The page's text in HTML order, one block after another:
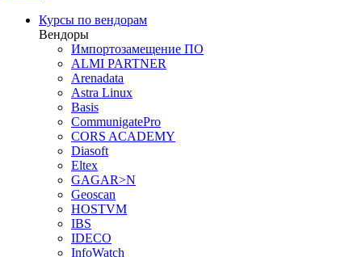
Курсы по вендорам
Вендоры
Импортозамещение ПО
ALMI PARTNER
Arenadata
Astra Linux
Basis
CommunigatePro
CORS ACADEMY
Diasoft
Eltex
GAGAR>N
Geoscan
HOSTVM
IBS
IDECO
InfoWatch